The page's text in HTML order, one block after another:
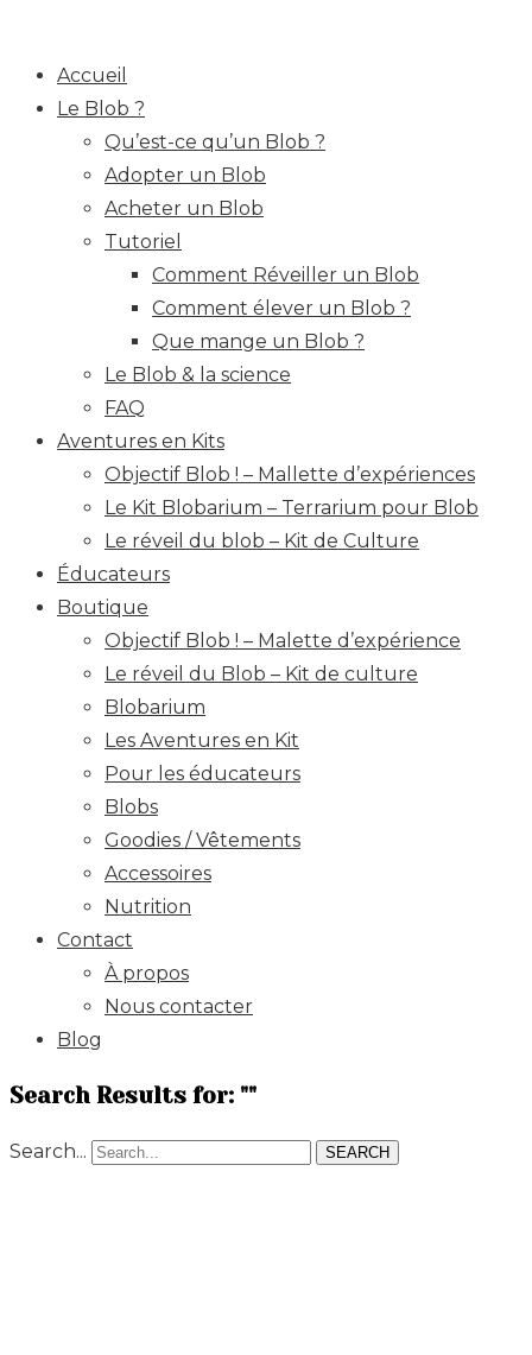
Accueil
Le Blob ?
Qu’est-ce qu’un Blob ?
Adopter un Blob
Acheter un Blob
Tutoriel
Comment Réveiller un Blob
Comment élever un Blob ?
Que mange un Blob ?
Le Blob & la science
FAQ
Aventures en Kits
Objectif Blob ! – Mallette d’expériences
Le Kit Blobarium – Terrarium pour Blob
Le réveil du blob – Kit de Culture
Éducateurs
Boutique
Objectif Blob ! – Malette d’expérience
Le réveil du Blob – Kit de culture
Blobarium
Les Aventures en Kit
Pour les éducateurs
Blobs
Goodies / Vêtements
Accessoires
Nutrition
Contact
À propos
Nous contacter
Blog
Search Results for: ""
Search... SEARCH